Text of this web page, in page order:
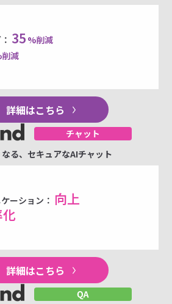
35 %削減
減
詳細はこちら
る、セキュアなAIチャット
ーション： 向上
詳細はこちら